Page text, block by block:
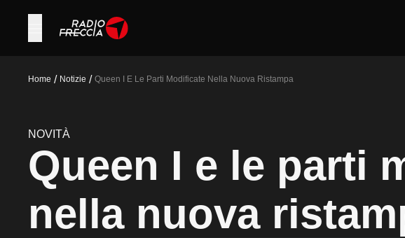
Home / Notizie / Queen I E Le Parti Modificate Nella Nuova Ristampa
NOVITÀ
Queen I e le parti
nella nuova